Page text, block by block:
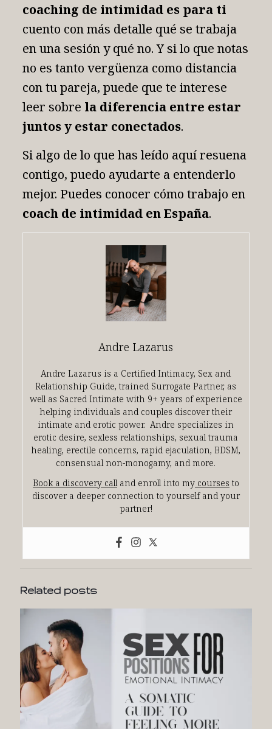
coaching de intimidad es para ti
cuento con más detalle qué se trabaja
en una sesión y qué no. Y si lo que notas
no es tanto vergüenza como distancia
con tu pareja, puede que te interese
leer sobre la diferencia entre estar
juntos y estar conectados.
Si algo de lo que has leído aquí resuena
contigo, puedo ayudarte a entenderlo
mejor. Puedes conocer cómo trabajo en
coach de intimidad en España.
Andre Lazarus
Andre Lazarus is a Certified Intimacy, Sex and
Relationship Guide, trained Surrogate Partner, as
well as Sacred Intimate with 9+ years of experience
helping individuals and couples discover their
intimate and erotic power. Andre specializes in
erotic desire, sexless relationships, sexual trauma
healing, erectile concerns, rapid ejaculation, BDSM,
consensual non-monogamy, and more.
Book a discovery call and enroll into mycourses to
discover a deeper connection to yourself and your
partner!
Related posts